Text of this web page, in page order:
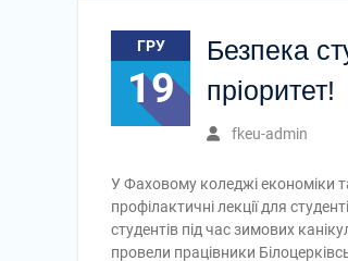
ГРУ
19
Безпека
пріоритет!
fkeu-admin
У Фаховому коледжі економіки
профілактичні лекції для
студентів під час зимових
провели працівники